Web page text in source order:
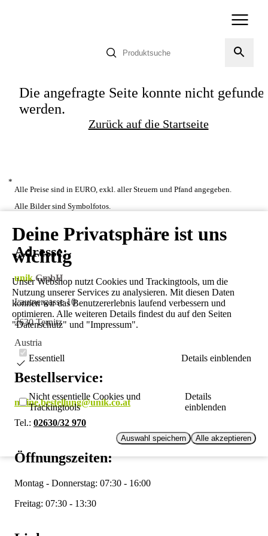
Deine Privatsphäre ist uns
wichtig
Unser Webshop nutzt Cookies und Trackingtools, um die
Nutzung unserer Services zu analysieren. Mit diesen Daten
können wir das Benutzererlebnis laufend verbessern und
optimieren. Alle weiteren Details findest du auf den Seiten
"Datenschutz" und "Impressum".
Essentiell Details einblenden
Nicht essentielle Cookies und
Trackingtools
Details
einblenden
Auswahl speichern Alle akzeptieren
Die angefragte Seite konnte nicht
werden.
Zurück auf die Startseite
*
Alle Preise sind in EURO, exkl. aller Steuern und Pfand angegeben.
Alle Bilder sind Symbolfotos.
Adresse:
unikGmbH
Lautnergasse 10
2630 Ternitz
Austria
Bestellservice:
meine.bestellung@unik.co.at
Tel.: 02630/32 970
Öffnungszeiten:
Montag - Donnerstag: 07:30 - 16:00
Freitag: 07:30 - 13:30